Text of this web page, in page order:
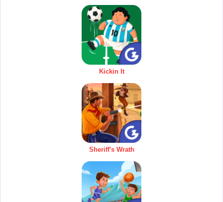
Kickin It
Sheriff's Wrath